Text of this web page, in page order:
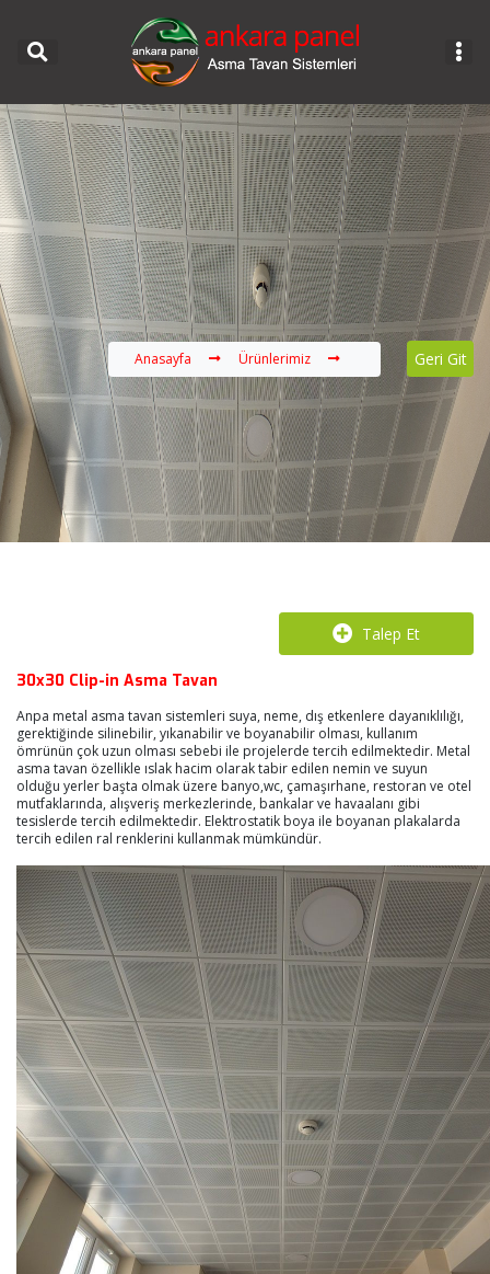
Anasayfa Ürünlerimiz 30x30 Clip-in Asma
Geri Git
Talep Et
30x30 Clip-in Asma Tavan
Anpa metal asma tavan sistemleri suya, neme, dış etkenlere dayanıklılığı,
gerektiğinde silinebilir, yıkanabilir ve boyanabilir olması, kullanım
ömrünün çok uzun olması sebebi ile projelerde tercih edilmektedir. Metal
asma tavan özellikle ıslak hacim olarak tabir edilen nemin ve suyun
olduğu yerler başta olmak üzere banyo,wc, çamaşırhane, restoran ve otel
mutfaklarında, alışveriş merkezlerinde, bankalar ve havaalanı gibi
tesislerde tercih edilmektedir. Elektrostatik boya ile boyanan plakalarda
tercih edilen ral renklerini kullanmak mümkündür.